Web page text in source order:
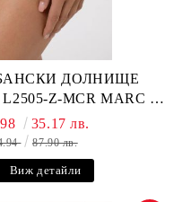
ДОЛНИЩЕ
L2505-Z-MCR MARC &
ANDRE35.17 лв.
87.90 лв.
Виж детайли